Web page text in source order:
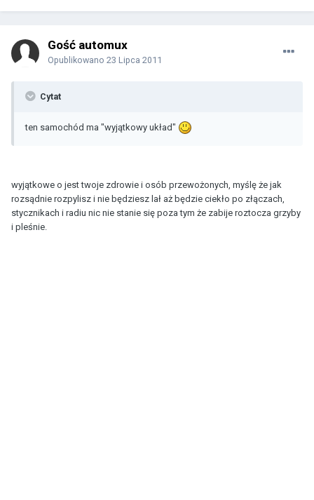
Gość automux
Opublikowano 23 Lipca 2011
Cytat
ten samochód ma "wyjątkowy układ"
wyjątkowe o jest twoje zdrowie i osób przewożonych, myślę że jak
rozsądnie rozpylisz i nie będziesz lał aż będzie ciekło po złączach,
stycznikach i radiu nic nie stanie się poza tym że zabije roztocza grzyby
i pleśnie.